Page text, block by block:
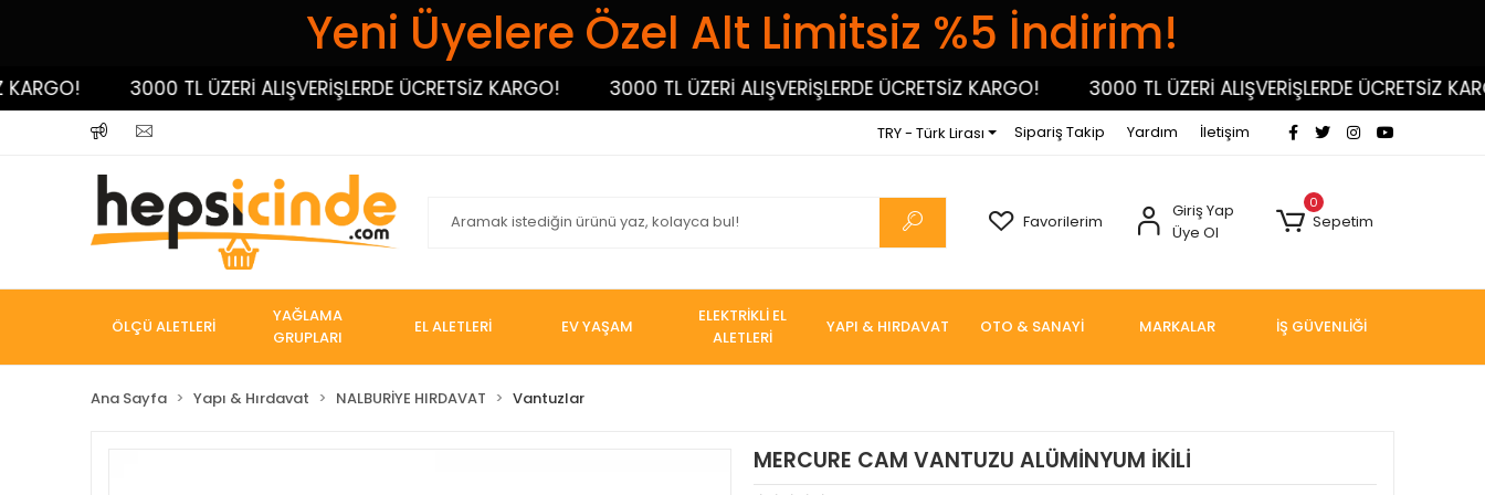
Yeni Üyelere Özel Alt Limitsiz %5 İndirim!
3000 TL ÜZERİ ALIŞVERİŞLERDE ÜCRETSİZ KARGO! 3000 TL ÜZERİ ALIŞVERİŞLERDE ÜCRETSİZ KARGO! 3000 TL ÜZERİ ALIŞVERİŞLERDE ÜCRETSİZ KARGO!
TRY - Türk Lirası Sipariş Takip Yardım İletişim
Favorilerim
Giriş Yap
Üye Ol
0
Sepetim
ÖLÇÜ ALETLERİ
YAĞLAMA
GRUPLARI
EL ALETLERİ EV YAŞAM
ELEKTRİKLİ EL
ALETLERİ
YAPI & HIRDAVAT OTO & SANAYİ MARKALAR İŞ GÜVENLİĞİ
Ana Sayfa Yapı & Hırdavat NALBURİYE HIRDAVAT Vantuzlar
MERCURE CAM VANTUZU ALÜMİNYUM İKİLİ